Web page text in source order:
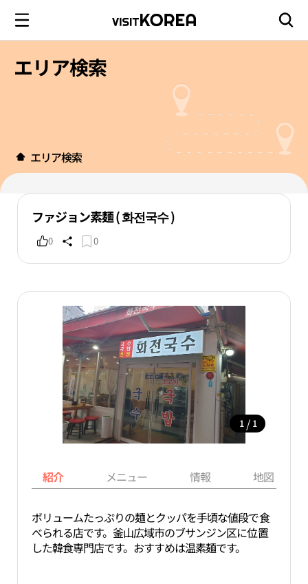
エリア検索
エリア検索
ファジョン素麺 ( 화전국수 )
0 0
1 / 1
紹介 メニュー 情報 地図
ボリュームたっぷりの麺とクッパを手頃な値段で食
べられる店です。釜山広域市のブサンジン区に位置
した韓食専門店です。おすすめは温素麺です。